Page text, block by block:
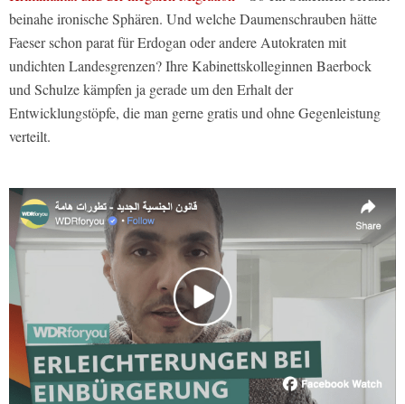
beinahe ironische Sphären. Und welche Daumenschrauben hätte
Faeser schon parat für Erdogan oder andere Autokraten mit
undichten Landesgrenzen? Ihre Kabinettskolleginnen Baerbock
und Schulze kämpfen ja gerade um den Erhalt der
Entwicklungstöpfe, die man gerne gratis und ohne Gegenleistung
verteilt.